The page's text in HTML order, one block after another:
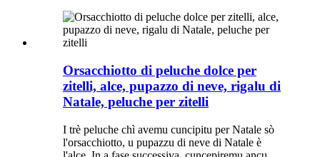
Orsacchiotto di peluche dolce per
zitelli, alce, pupazzo di neve, rigalu di
Natale, peluche per zitelli
I trè peluche chì avemu cuncipitu per Natale sò
l'orsacchiotto, u pupazzu di neve di Natale è